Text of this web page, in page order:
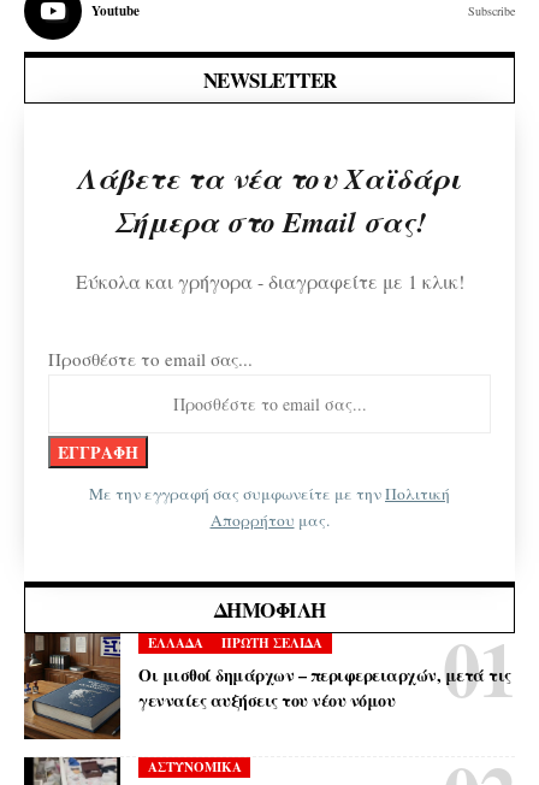
Youtube Subscribe
NEWSLETTER
Λάβετε τα νέα του Χαϊδάρι
Σήμερα στο Email σας!
Εύκολα και γρήγορα - διαγραφείτε με 1 κλικ!
Προσθέστε το email σας...
Με την εγγραφή σας συμφωνείτε με τηνΠολιτική
Απορρήτου μας.
ΔΗΜΟΦΙΛΉ
ΕΛΛΑΔΑ ΠΡΩΤΗ ΣΕΛΙΔΑ
Οι μισθοί δημάρχων – περιφερειαρχών, μετά τις
γενναίες αυξήσεις του νέου νόμου
ΑΣΤΥΝΟΜΙΚΑ